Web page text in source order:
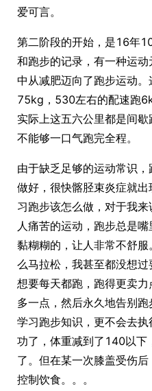
爱可言。
第二阶段的开始，是16年
和跑步的记录，有一种运
中从减肥迈向了跑步运动
75kg，530左右的配速跑
实际上这五六公里都是间
不能够一口气跑完全程。
由于缺乏足够的运动常识
做好，很快髂胫束炎症就
习跑步该怎么做，对于我
人痛苦的运动，跑步总是
黏糊糊的，让人非常不舒
么马拉松，我甚至都没想
想要每天都跑，跑得更卖
多一点，然后永久地告别
学习跑步知识，更不会去
功了，体重减到了140以
了。但在某一次膝盖受伤
控制饮食。。。